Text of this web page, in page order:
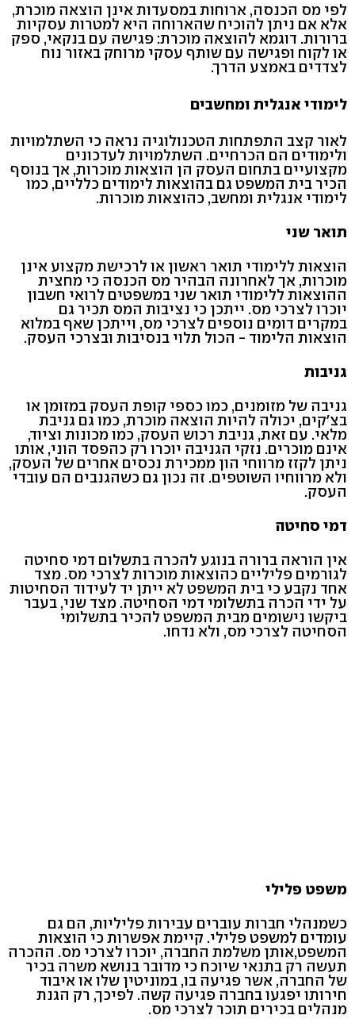
לפי מס הכנסה, ארוחות במסעדות אינן הוצאה מוכרת,
אלא אם ניתן להוכיח שהארוחה היא למטרות עסקיות
ברורות. דוגמא להוצאה מוכרת: פגישה עם בנקאי, ספק
או לקוח ופגישה עם שותף עסקי מרוחק באזור נוח
לצדדים באמצע הדרך.
לימודי אנגלית ומחשבים
לאור קצב התפתחות הטכנולוגיה נראה כי השתלמויות
ולימודים הם הכרחיים. השתלמויות לעדכונים
מקצועיים בתחום העסק הן הוצאות מוכרות, אך בנוסף
הכיר בית המשפט גם בהוצאות לימודים כלליים, כמו
לימודי אנגלית ומחשב, כהוצאות מוכרות.
תואר שני
הוצאות ללימודי תואר ראשון או לרכישת מקצוע אינן
מוכרות, אך לאחרונה הבהיר מס הכנסה כי מחצית
ההוצאות ללימודי תואר שני במשפטים לרואי חשבון
יוכרו לצרכי מס. ייתכן כי נציבות המס תכיר גם
במקרים דומים נוספים לצרכי מס, וייתכן שאף במלוא
הוצאות הלימוד - הכול תלוי בנסיבות ובצרכי העסק.
גניבות
גניבה של מזומנים, כמו כספי קופת העסק במזומן או
בצ'קים, יכולה להיות הוצאה מוכרת, כמו גם גניבת
מלאי. עם זאת, גניבת רכוש העסק, כמו מכונות וציוד,
אינם מוכרים. נזקי הגניבה יוכרו רק כהפסד הוני, אותו
ניתן לקזז מרווחי הון ממכירת נכסים אחרים של העסק,
ולא מרווחיו השוטפים. זה נכון גם כשהגנבים הם עובדי
העסק.
דמי סחיטה
אין הוראה ברורה בנוגע להכרה בתשלום דמי סחיטה
לגורמים פליליים כהוצאות מוכרות לצרכי מס. מצד
אחד נקבע כי בית המשפט לא ייתן יד לעידוד הסחיטות
על ידי הכרה בתשלומי דמי הסחיטה. מצד שני, בעבר
ביקשו נישומים מבית המשפט להכיר בתשלומי
הסחיטה לצרכי מס, ולא נדחו.
משפט פלילי
כשמנהלי חברות עוברים עבירות פליליות, הם גם
עומדים למשפט פלילי. קיימת אפשרות כי הוצאות
המשפט,אותן משלמת החברה, יוכרו לצרכי מס. ההכרה
תעשה רק בתנאי שיוכח כי מדובר בנושא משרה בכיר
של החברה, אשר פגיעה בו, במוניטין שלו או איבוד
חירותו יפגעו בחברה פגיעה קשה. לפיכך, רק הגנת
מנהלים בכירים תוכר לצרכי מס.